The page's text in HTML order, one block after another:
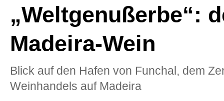
„Weltgenußerbe“:
Madeira-Wein
Blick auf den Hafen von Funchal, dem
Weinhandels auf Madeira